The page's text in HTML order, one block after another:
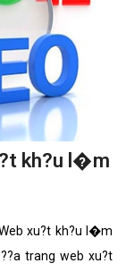
kh?u l�m
xu?t kh?u l�m
trang web xu?t